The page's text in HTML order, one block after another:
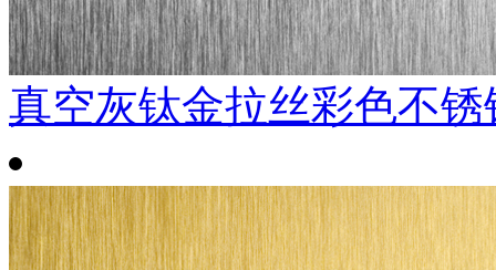
真空灰钛金拉丝彩色不锈